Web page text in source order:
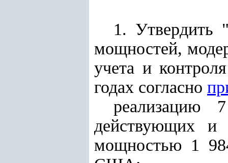
1. Утвердить
мощностей,
учета и
годах согласно
реализацию
действующих и
мощностью 1